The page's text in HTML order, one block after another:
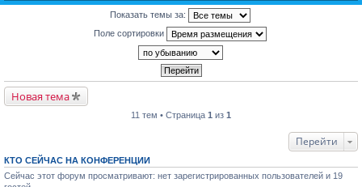
Показать темы за:
Поле сортировки
Новая тема
11 тем • Страница 1 из 1
Перейти
КТО СЕЙЧАС НА КОНФЕРЕНЦИИ
Сейчас этот форум просматривают: нет зарегистрированных пользователей и 19